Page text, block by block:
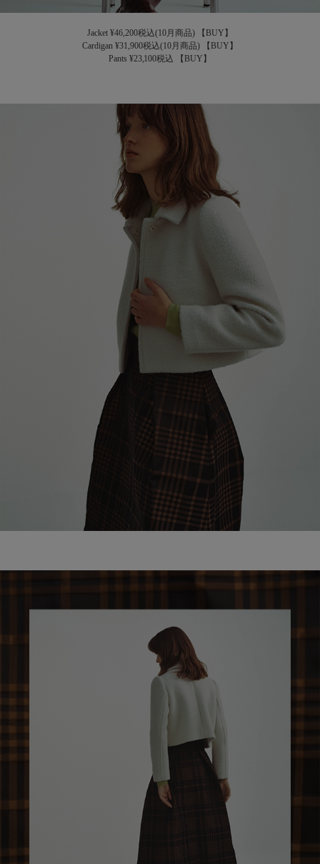
Jacket ¥46,200税込(10月商品)
【BUY】
Cardigan ¥31,900税込(10月商品)
【BUY】
Pants ¥23,100税込
【BUY】